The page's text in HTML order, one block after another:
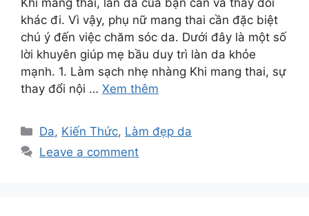
khác đi. Vì vậy, phụ nữ mang thai cần đặc biệt
chú ý đến việc chăm sóc da. Dưới đây là một số
lời khuyên giúp mẹ bầu duy trì làn da khỏe
mạnh. 1. Làm sạch nhẹ nhàng Khi mang thai, sự
thay đổi nội … Xem thêm
Da, Kiến Thức, Làm đẹp da
Leave a comment